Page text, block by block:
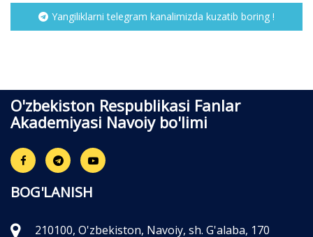
Yangiliklarni telegram kanalimizda kuzatib boring !
O'zbekiston Respublikasi Fanlar
Akademiyasi Navoiy bo'limi
BOG'LANISH
210100, O'zbekiston, Navoiy, sh. G'alaba, 170